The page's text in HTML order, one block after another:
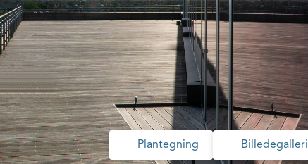
Plantegning Billedegalleri